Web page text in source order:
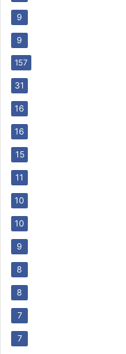
9
9
157
31
16
16
15
11
10
10
9
8
8
7
7